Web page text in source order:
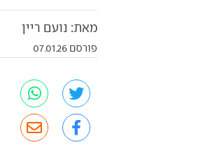
מאת: נועם ריין
פורסם 07.01.26